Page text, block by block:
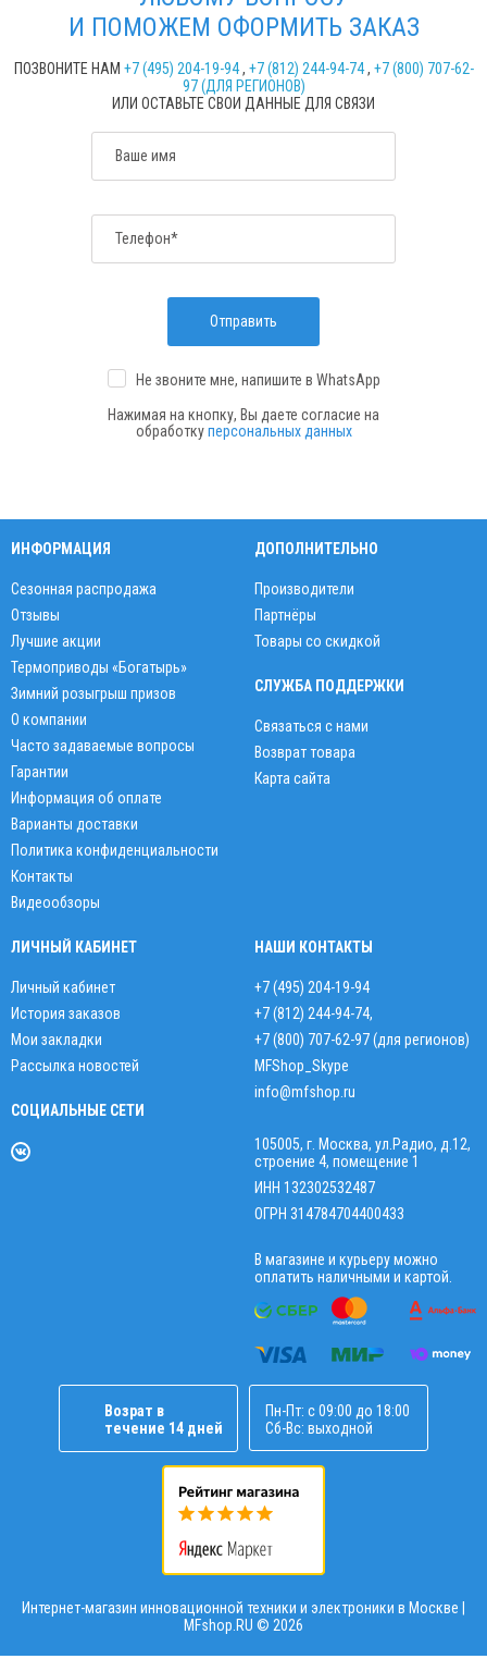
И ПОМОЖЕМ ОФОРМИТЬ ЗАКАЗ
ПОЗВОНИТЕ НАМ +7 (495) 204-19-94, +7 (812) 244-94-74, +7 (800) 707-62-
97 (ДЛЯ РЕГИОНОВ)
ИЛИ ОСТАВЬТЕ СВОИ ДАННЫЕ ДЛЯ СВЯЗИ
Ваше имя
Телефон*
Отправить
Не звоните мне, напишите в WhatsApp
Нажимая на кнопку, Вы даете согласие на
обработкуперсональных данных
ИНФОРМАЦИЯ
Сезонная распродажа
Отзывы
Лучшие акции
Термоприводы «Богатырь»
Зимний розыгрыш призов
О компании
Часто задаваемые вопросы
Гарантии
Информация об оплате
Варианты доставки
Политика конфиденциальности
Контакты
Видеообзоры
ДОПОЛНИТЕЛЬНО
Производители
Партнёры
Товары со скидкой
СЛУЖБА ПОДДЕРЖКИ
Связаться с нами
Возврат товара
Карта сайта
ЛИЧНЫЙ КАБИНЕТ
Личный кабинет
История заказов
Мои закладки
Рассылка новостей
СОЦИАЛЬНЫЕ СЕТИ
НАШИ КОНТАКТЫ
+7 (495) 204-19-94
+7 (812) 244-94-74,
+7 (800) 707-62-97 (для регионов)
MFShop_Skype
info@mfshop.ru
105005, г. Москва, ул.Радио, д.12,
строение 4, помещение 1
ИНН 132302532487
ОГРН 314784704400433
В магазине и курьеру можно
оплатить наличными и картой.
Возрат в
течение 14 дней
Пн-Пт: с 09:00 до 18:00
Сб-Вс: выходной
Интернет-магазин инновационной техники и электроники в Москве |
MFshop.RU © 2026